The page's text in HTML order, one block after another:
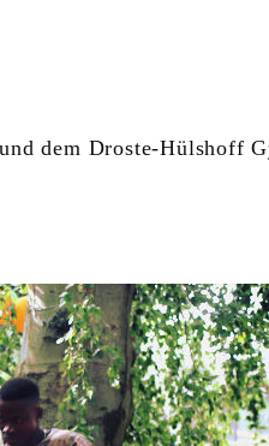
dem Droste-Hülshoff